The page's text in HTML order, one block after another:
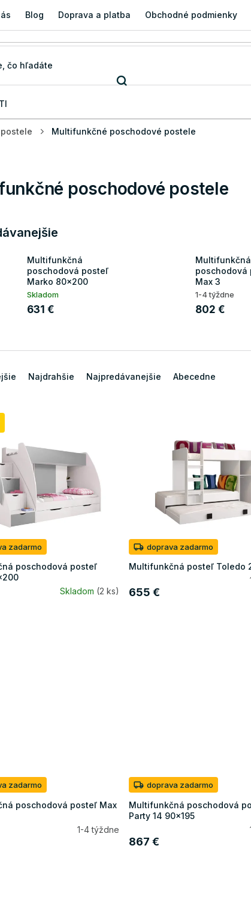
Blog Doprava a platba Obchodné podmienky
Multifunkčné poschodové postele
poschodové postele
Multifunkčná
poschodová posteľ
Marko 80x200
Skladom
631 €
Multifunkčná
poschodová
Max 3
1-4 týždne
802 €
Najdrahšie Najpredávanejšie Abecedne
zadarmo
poschodová posteľ
Skladom (2 ks)
doprava zadarmo
Multifunkčná posteľ Toledo
655 €
zadarmo
poschodová posteľ Max
1-4 týždne
doprava zadarmo
Multifunkčná poschodová
Party 14 90x195
867 €